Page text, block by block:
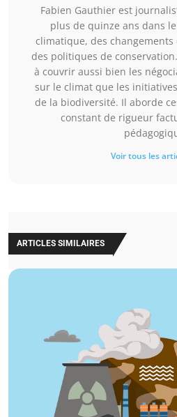
Fabien Gauthier est
plus de quinze ans dans
climatique, des
des politiques de
à couvrir aussi bien les
sur le climat que les
de la biodiversité. Il aborde
constant de rigueur
Voir tous les
ARTICLES SIMILAIRES